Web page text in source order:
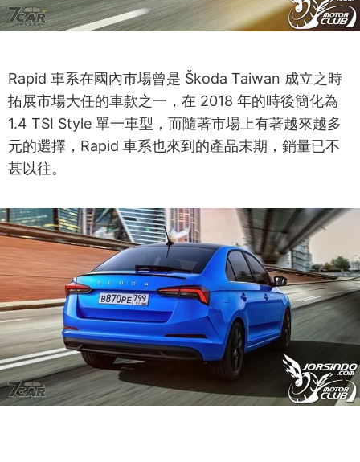
Rapid 車系在國內市場曾是 Škoda Taiwan 成立之時
拓展市場大任的車款之一，在 2018 年的時後簡化為
1.4 TSI Style 單一車型，而隨著市場上有著越來越多
元的選擇，Rapid 車系也來到的產品末期，銷量已不
甚以往。